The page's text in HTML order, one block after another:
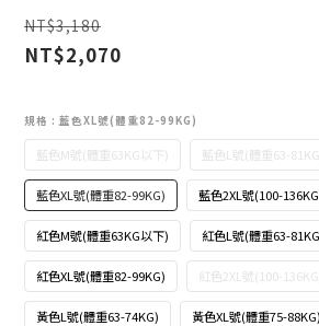
NT$3,180
NT$2,070
規格 : 藍色XL號(體重82-99KG)
藍色M號(體重63KG以下) 藍色L號(體重63-
藍色XL號(體重82-99KG) 藍色2XL號(100-
紅色M號(體重63KG以下) 紅色L號(體重63-
紅色XL號(體重82-99KG) 紅色2XL號(100-
黃色L號(體重63-74KG) 黃色XL號(體重75-88KG)